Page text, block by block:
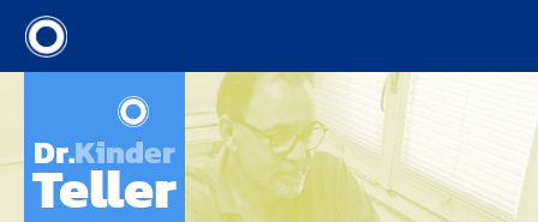
Dr.Kinder
Teller